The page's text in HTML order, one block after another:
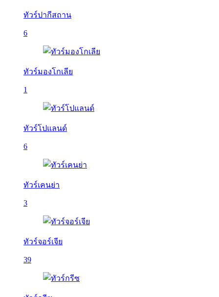
ทัวร์ปากีสถาน
6
ทัวร์มองโกเลีย
1
ทัวร์โปแลนด์
6
ทัวร์เคนย่า
3
ทัวร์จอร์เจีย
39